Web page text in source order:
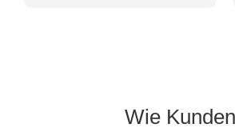
Wie